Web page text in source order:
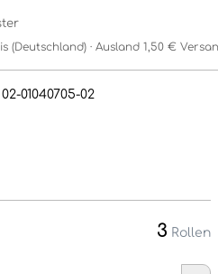
(Deutschland) · Ausland 1,50 €
02-01040705-02
3 Rollen